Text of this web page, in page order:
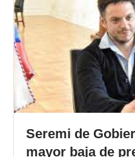
VIDEOS
GALERIA DE FOTOS
APP MÓVIL
Seremi de
mayor baja de